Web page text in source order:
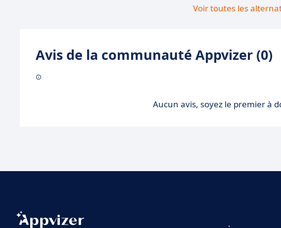
Voir toutes les
Avis de la communauté Appvizer (0)
Aucun avis, soyez le premier à